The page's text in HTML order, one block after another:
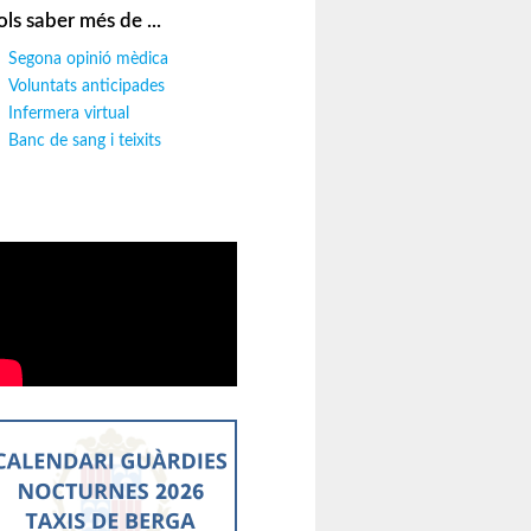
saber més de ...
Segona opinió mèdica
Voluntats anticipades
Infermera virtual
Banc de sang i teixits